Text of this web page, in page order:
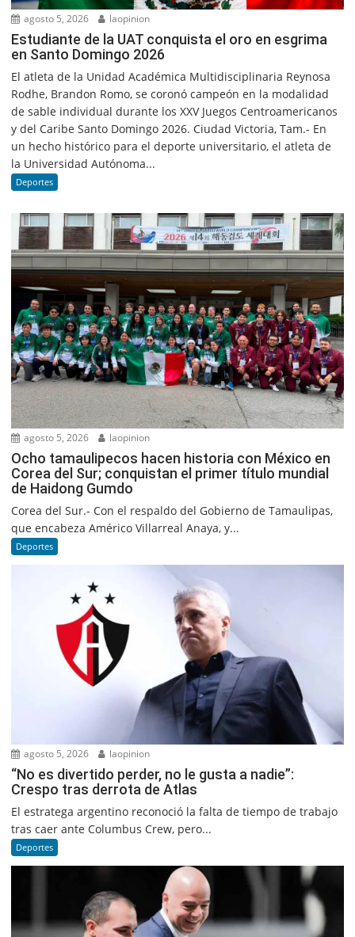
agosto 5, 2026 laopinion
Estudiante de la UAT conquista el oro en esgrima
en Santo Domingo 2026
El atleta de la Unidad Académica Multidisciplinaria Reynosa
Rodhe, Brandon Romo, se coronó campeón en la modalidad
de sable individual durante los XXV Juegos Centroamericanos
y del Caribe Santo Domingo 2026. Ciudad Victoria, Tam.- En
un hecho histórico para el deporte universitario, el atleta de
la Universidad Autónoma...
Deportes
agosto 5, 2026 laopinion
Ocho tamaulipecos hacen historia con México en
Corea del Sur; conquistan el primer título mundial
de Haidong Gumdo
Corea del Sur.- Con el respaldo del Gobierno de Tamaulipas,
que encabeza Américo Villarreal Anaya, y...
Deportes
agosto 5, 2026 laopinion
“No es divertido perder, no le gusta a nadie”:
Crespo tras derrota de Atlas
El estratega argentino reconoció la falta de tiempo de trabajo
tras caer ante Columbus Crew, pero...
Deportes